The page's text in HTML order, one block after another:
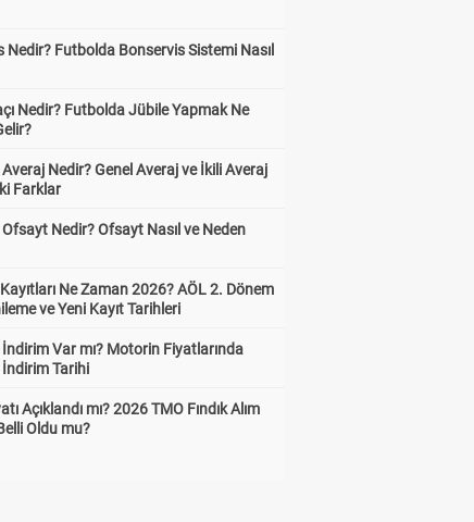
Nedir? Futbolda Bonservis Sistemi Nasıl
Nedir? Futbolda Jübile Yapmak Ne
Nedir? Genel Averaj ve İkili Averaj
Farklar
Nedir? Ofsayt Nasıl ve Neden
Ne Zaman 2026? AÖL 2. Dönem
ve Yeni Kayıt Tarihleri
Var mı? Motorin Fiyatlarında
İndirim Tarihi
Açıklandı mı? 2026 TMO Fındık Alım
Oldu mu?